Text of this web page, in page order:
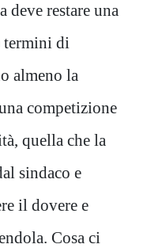
deve restare una
termini di
almeno la
competizione
quella che la
sindaco e
il dovere e
Cosa ci